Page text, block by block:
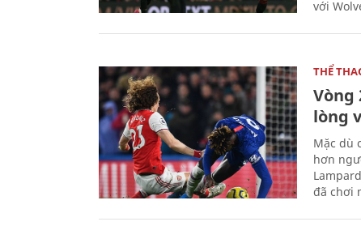
với
THỂ
Vòng
lòng
Mặc dù
hơn
đã chơi